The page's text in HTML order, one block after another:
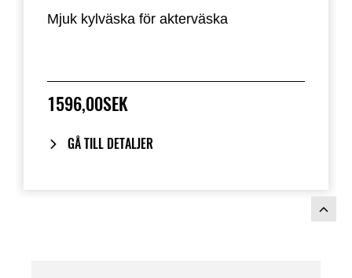
Mjuk kylväska för akterväska
1596,00SEK
GÅ TILL DETALJER